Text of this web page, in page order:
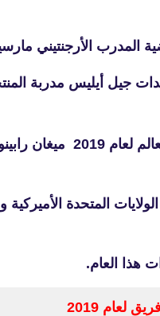
المدرب الأرجنتيني
جيل أيليس مدربة
أفضل لاعبة في العالم لعام
المتحدة الأميركية
هذا العام.
لعام 2019